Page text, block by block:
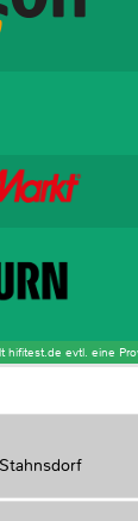
hifitest.de evtl. eine